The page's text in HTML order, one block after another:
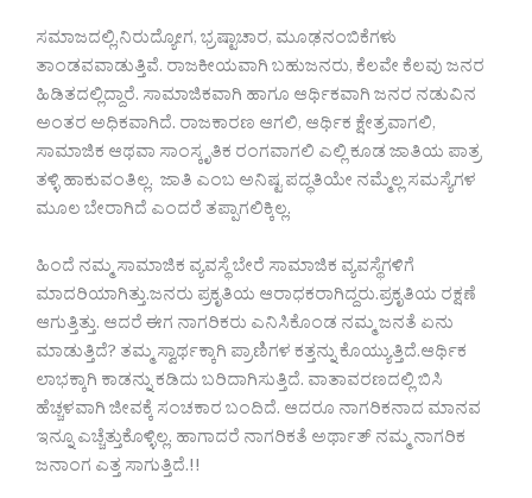
ಸಮಾಜದಲ್ಲಿ,ನಿರುದ್ಯೋಗ, ಭ್ರಷ್ಟಾಚಾರ, ಮೂಢನಂಬಿಕೆಗಳು
ತಾಂಡವವಾಡುತ್ತಿವೆ. ರಾಜಕೀಯವಾಗಿ ಬಹುಜನರು, ಕೆಲವೇ ಕೆಲವು ಜನರ
ಹಿಡಿತದಲ್ಲಿದ್ದಾರೆ. ಸಾಮಾಜಿಕವಾಗಿ ಹಾಗೂ ಆರ್ಥಿಕವಾಗಿ ಜನರ ನಡುವಿನ
ಅಂತರ ಅಧಿಕವಾಗಿದೆ. ರಾಜಕಾರಣ ಆಗಲಿ, ಆರ್ಥಿಕ ಕ್ಷೇತ್ರವಾಗಲಿ,
ಸಾಮಾಜಿಕ ಆಥವಾ ಸಾಂಸ್ಕೃತಿಕ ರಂಗವಾಗಲಿ ಎಲ್ಲಿ ಕೂಡ ಜಾತಿಯ ಪಾತ್ರ
ತಳ್ಳಿ ಹಾಕುವಂತಿಲ್ಲ. ಜಾತಿ ಎಂಬ ಅನಿಷ್ಟ ಪದ್ಧತಿಯೇ ನಮ್ಮೆಲ್ಲ ಸಮಸ್ಯೆಗಳ
ಮೂಲ ಬೇರಾಗಿದೆ ಎಂದರೆ ತಪ್ಪಾಗಲಿಕ್ಕಿಲ್ಲ.
ಹಿಂದೆ ನಮ್ಮ ಸಾಮಾಜಿಕ ವ್ಯವಸ್ಥೆ ಬೇರೆ ಸಾಮಾಜಿಕ ವ್ಯವಸ್ಥೆಗಳಿಗೆ
ಮಾದರಿಯಾಗಿತ್ತು.ಜನರು ಪ್ರಕೃತಿಯ ಆರಾಧಕರಾಗಿದ್ದರು.ಪ್ರಕೃತಿಯ ರಕ್ಷಣೆ
ಆಗುತ್ತಿತ್ತು. ಆದರೆ ಈಗ ನಾಗರಿಕರು ಎನಿಸಿಕೊಂಡ ನಮ್ಮ ಜನತೆ ಏನು
ಮಾಡುತ್ತಿದೆ? ತಮ್ಮ ಸ್ವಾರ್ಥಕ್ಕಾಗಿ ಪ್ರಾಣಿಗಳ ಕತ್ತನ್ನು ಕೊಯ್ಯುತ್ತಿದೆ.ಆರ್ಥಿಕ
ಲಾಭಕ್ಕಾಗಿ ಕಾಡನ್ನು ಕಡಿದು ಬರಿದಾಗಿಸುತ್ತಿದೆ. ವಾತಾವರಣದಲ್ಲಿ ಬಿಸಿ
ಹೆಚ್ಚಳವಾಗಿ ಜೀವಕ್ಕೆ ಸಂಚಕಾರ ಬಂದಿದೆ. ಆದರೂ ನಾಗರಿಕನಾದ ಮಾನವ
ಇನ್ನೂ ಎಚ್ಚೆತ್ತುಕೊಳ್ಳಿಲ್ಲ. ಹಾಗಾದರೆ ನಾಗರಿಕತೆ ಅರ್ಥಾತ್ ನಮ್ಮ ನಾಗರಿಕ
ಜನಾಂಗ ಎತ್ತ ಸಾಗುತ್ತಿದೆ.!!